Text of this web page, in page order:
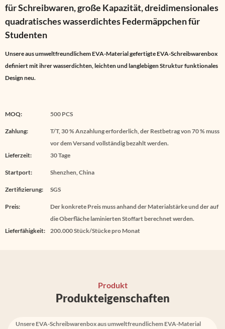
für Schreibwaren, große Kapazität, dreidimensionales
quadratisches wasserdichtes Federmäppchen für
Studenten
Unsere aus umweltfreundlichem EVA-Material gefertigte EVA-Schreibwarenbox
definiert mit ihrer wasserdichten, leichten und langlebigen Struktur funktionales
Design neu.
MOQ: 500 PCS
Zahlung:
T/T, 30 % Anzahlung erforderlich, der Restbetrag von 70 % muss
vor dem Versand vollständig bezahlt werden.
Lieferzeit:
30 Tage
Startport: Shenzhen, China
Zertifizierung: SGS
Preis:
Der konkrete Preis muss anhand der Materialstärke und der auf
die Oberfläche laminierten Stoffart berechnet werden.
Lieferfähigkeit:
200.000 Stück/Stücke pro Monat
Produkt
Produkteigenschaften
Unsere EVA-Schreibwarenbox aus umweltfreundlichem EVA-Material